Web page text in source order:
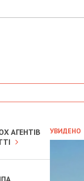
УВИДЕНО
АГЕНТІВ